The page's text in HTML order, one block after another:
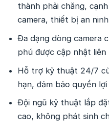
thành phải chăng,
camera, thiết bị an
Đa dạng dòng camera
phú được cập nhật liên
Hỗ trợ kỹ thuật 24/7
hạn, đảm bảo quyền
Đội ngũ kỹ thuật lắp
cao, không phát sinh